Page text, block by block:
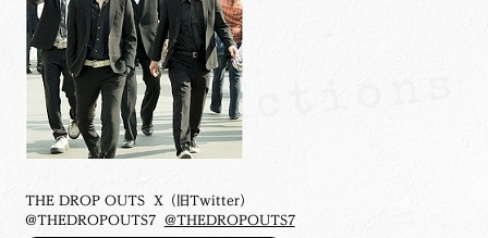
THE DROP OUTS X（旧Twitter）
@THEDROPOUTS7 @THEDROPOUTS7